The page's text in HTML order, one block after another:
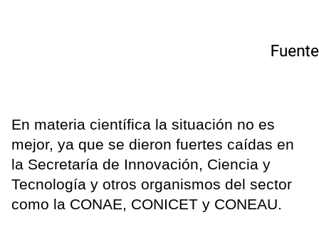
En materia científica la situación no es
mejor, ya que se dieron fuertes caídas en
la Secretaría de Innovación, Ciencia y
Tecnología y otros organismos del sector
como la CONAE, CONICET y CONEAU.